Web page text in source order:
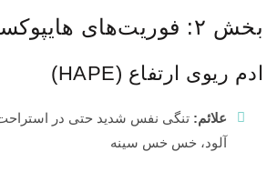
بخش ۲: فوریت‌های هایپوکسی شدید
ادم ریوی ارتفاع (HAPE)
علائم: تنگی نفس شدید حتی در
آلود، خس خس سینه
انتخاب
خرید
کامل)
25 آبان
1404